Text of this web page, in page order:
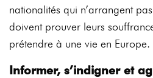
nationalités qui n’arrangent
doivent prouver leurs
prétendre à une vie en Europe.
Informer, s’indigner et